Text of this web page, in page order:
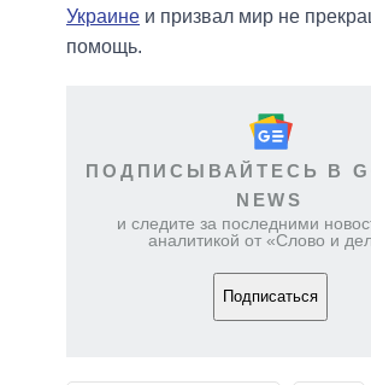
Украине и призвал мир не
помощь.
ПОДПИСЫВАЙТЕСЬ В
NEWS
и следите за последними
аналитикой от «Слово и
Подписаться